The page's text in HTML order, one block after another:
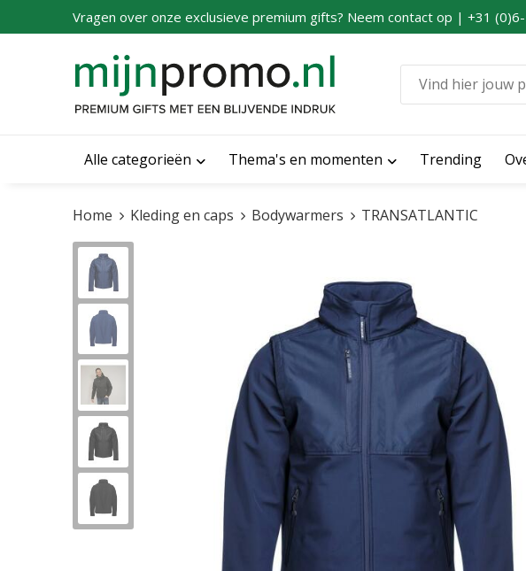
Vragen over onze exclusieve premium gifts? Neem contact op | +31
Alle categorieën Thema's en momenten Trending
Home Kleding en caps Bodywarmers TRANSATLANTIC